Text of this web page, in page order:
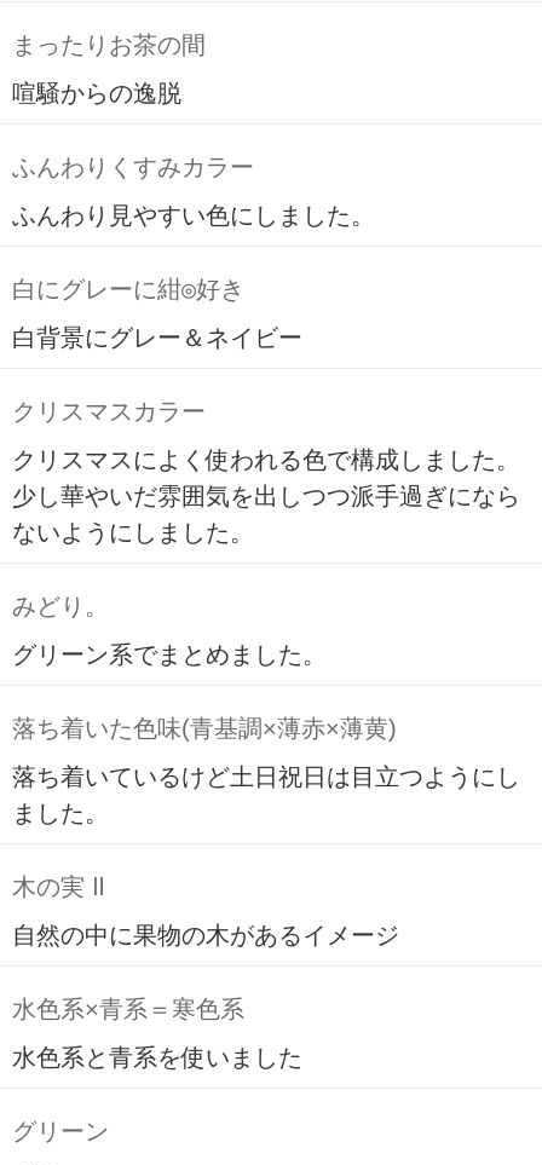
まったりお茶の間
喧騒からの逸脱
ふんわりくすみカラー
ふんわり見やすい色にしました。
白にグレーに紺◎好き
白背景にグレー＆ネイビー
クリスマスカラー
クリスマスによく使われる色で構成しました。
少し華やいだ雰囲気を出しつつ派手過ぎになら
ないようにしました。
みどり。
グリーン系でまとめました。
落ち着いた色味(青基調×薄赤×薄黄)
落ち着いているけど土日祝日は目立つようにし
ました。
木の実 Ⅱ
自然の中に果物の木があるイメージ
水色系×青系＝寒色系
水色系と青系を使いました
グリーン